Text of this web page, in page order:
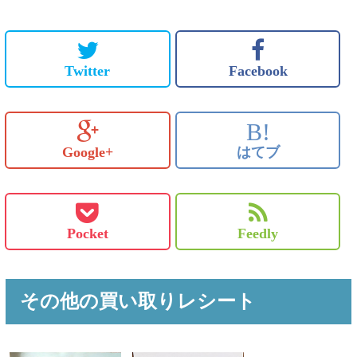
Twitter Facebook
Google+
B!
はてブ
Pocket Feedly
その他の買い取りレシート